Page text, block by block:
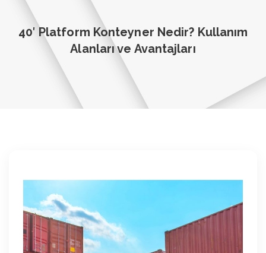
40′ Platform Konteyner Nedir? Kullanım
Alanları ve Avantajları